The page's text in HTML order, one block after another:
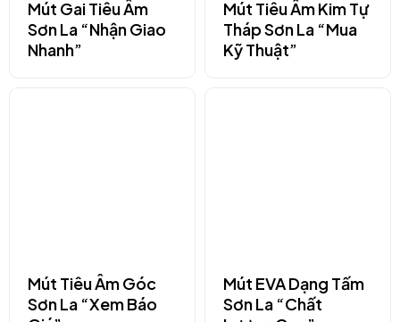
Mút Gai Tiêu Âm
Sơn La “Nhận Giao
Nhanh”
Mút Tiêu Âm Kim Tự
Tháp Sơn La “Mua
Kỹ Thuật”
Mút Tiêu Âm Góc
Sơn La “Xem Báo
Mút EVA Dạng Tấm
Sơn La “Chất